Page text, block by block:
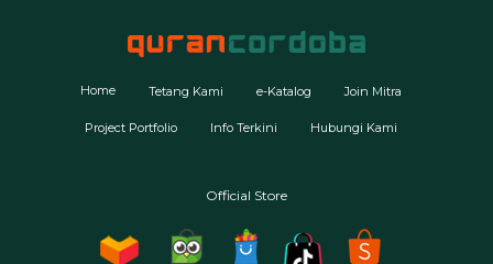
Home Tetang Kami e-Katalog Join Mitra
Project Portfolio Info Terkini Hubungi Kami
Official Store